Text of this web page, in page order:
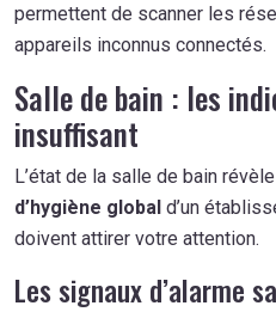
permettent de scanner les
appareils inconnus connectés.
Salle de bain : les
insuffisant
L’état de la salle de bain
d’hygiène global d’un
doivent attirer votre attention.
Les signaux d’alarme